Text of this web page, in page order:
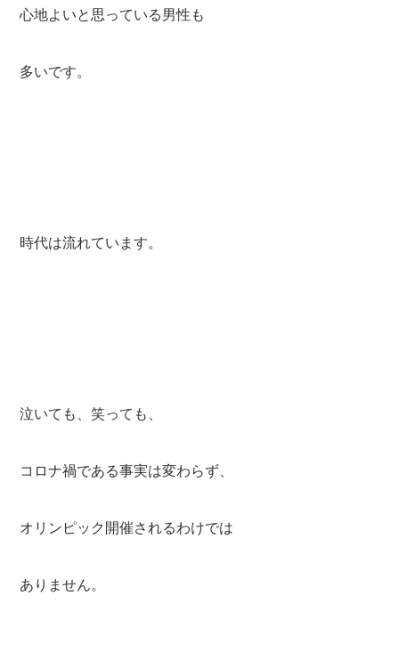
心地よいと思っている男性も
多いです。
時代は流れています。
泣いても、笑っても、
コロナ禍である事実は変わらず、
オリンピック開催されるわけでは
ありません。